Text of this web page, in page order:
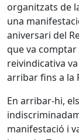
organitzats de
una
aniversari del
que va
reivindicativa
arribar fins a la
En arribar-hi,
manifestació i